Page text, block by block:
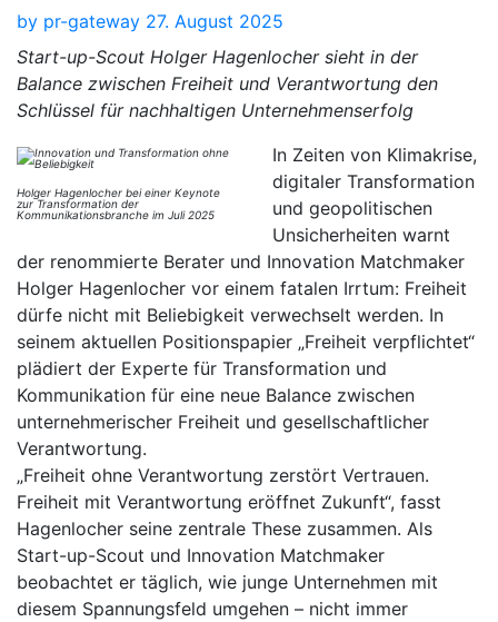
by pr-gateway 27. August 2025
Start-up-Scout Holger Hagenlocher sieht in der
Balance zwischen Freiheit und Verantwortung den
Schlüssel für nachhaltigen Unternehmenserfolg
Holger Hagenlocher bei einer Keynote
zur Transformation der
Kommunikationsbranche im Juli 2025
In Zeiten von Klimakrise,
digitaler Transformation
und geopolitischen
Unsicherheiten warnt
der renommierte Berater und Innovation Matchmaker
Holger Hagenlocher vor einem fatalen Irrtum: Freiheit
dürfe nicht mit Beliebigkeit verwechselt werden. In
seinem aktuellen Positionspapier „Freiheit verpflichtet“
plädiert der Experte für Transformation und
Kommunikation für eine neue Balance zwischen
unternehmerischer Freiheit und gesellschaftlicher
Verantwortung.
„Freiheit ohne Verantwortung zerstört Vertrauen.
Freiheit mit Verantwortung eröffnet Zukunft“, fasst
Hagenlocher seine zentrale These zusammen. Als
Start-up-Scout und Innovation Matchmaker
beobachtet er täglich, wie junge Unternehmen mit
diesem Spannungsfeld umgehen – nicht immer